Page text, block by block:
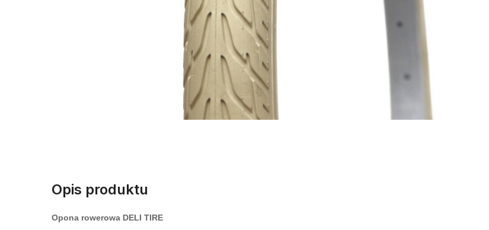
Opis produktu
Opona rowerowa DELI TIRE